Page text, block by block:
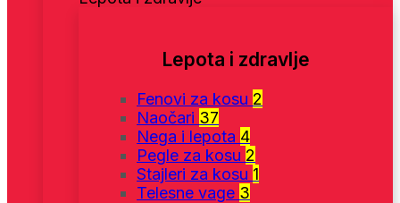
Lepota i zdravlje
Fenovi za kosu 2
Naočari 37
Nega i lepota 4
Pegle za kosu 2
Stajleri za kosu 1
Telesne vage 3